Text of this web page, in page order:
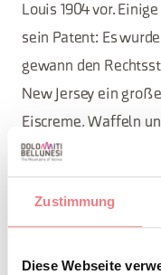
Zustimmung
Diese Webseite
Louis 1904 vor.
sein Patent: Es
gewann den
New Jersey ein
Eiscreme, Waffeln
eine Besichtigung
entlang des